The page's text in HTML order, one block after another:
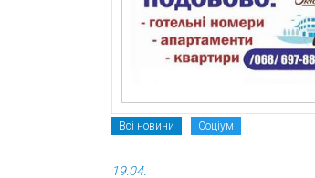
Всі новини Соціум
19.04.